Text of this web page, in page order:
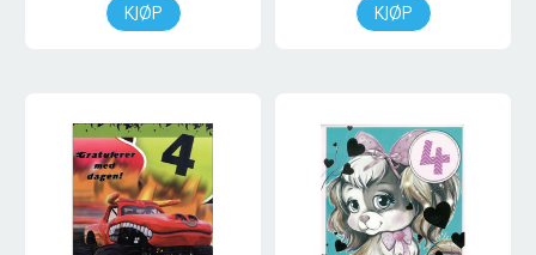
KJØP KJØP